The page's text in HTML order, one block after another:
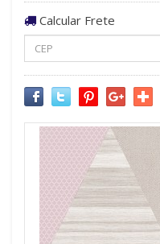
Calcular Frete